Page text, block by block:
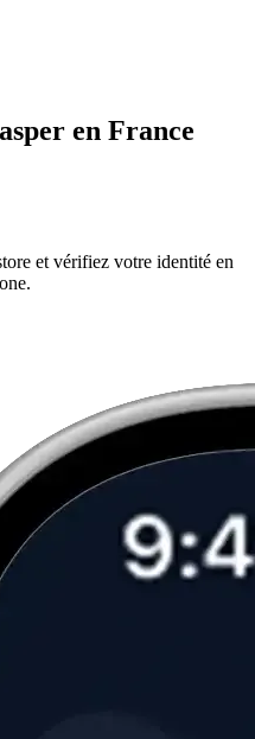
en France
et vérifiez votre identité en